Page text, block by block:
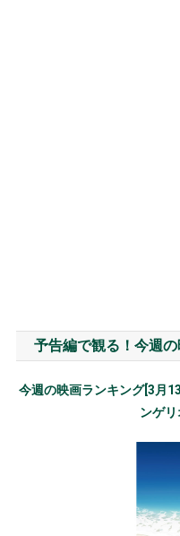
予告編で観る！今週
今週の映画ランキング[3月
ンゲリ